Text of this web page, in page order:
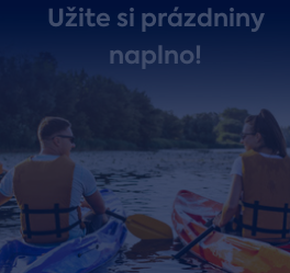
Užite si prázdniny
naplno!